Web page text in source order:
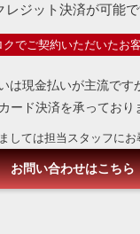
レジット決済が可能
クでご契約いただいたお
は現金払いが主流です
ード決済を承っており
しては担当スタッフにお
お問い合わせはこちら